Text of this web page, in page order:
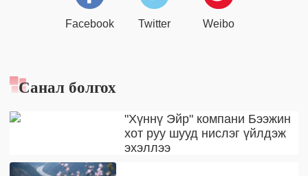
Facebook Twitter Weibo
Санал болгох
"Хүннү Эйр" компани Бээжин
хот руу шууд нислэг үйлдэж
эхэллээ